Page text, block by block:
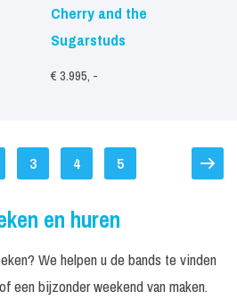
Cherry and the
Sugarstuds
€ 3.995, -
3 4 5
en huren
We helpen u de bands te vinden
een bijzonder weekend van maken.